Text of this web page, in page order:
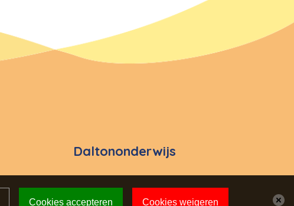
Daltononderwijs
Cookies accepteren Cookies weigeren